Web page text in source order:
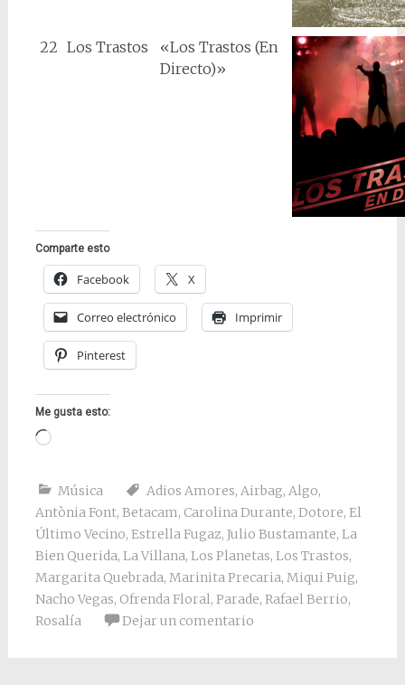
22 Los Trastos
«Los Trastos (En
Directo)»
Comparte esto
Facebook X
Correo electrónico Imprimir
Pinterest
Me gusta esto:
Cargando...
Música Adios Amores, Airbag, Algo,
Antònia Font, Betacam, Carolina Durante, Dotore, El
Último Vecino, Estrella Fugaz, Julio Bustamante, La
Bien Querida, La Villana, Los Planetas, Los Trastos,
Margarita Quebrada, Marinita Precaria, Miqui Puig,
Nacho Vegas, Ofrenda Floral, Parade, Rafael Berrio,
Rosalía
Dejar un comentario